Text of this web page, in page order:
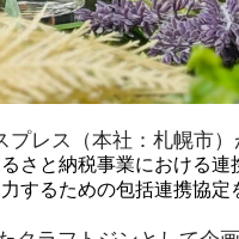
レス（本社：札幌市
さと納税事業における連
するための包括連携協定